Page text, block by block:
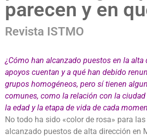
parecen y en
Revista ISTMO
¿Cómo han alcanzado puestos en la alta
apoyos cuentan y a qué han debido
grupos homogéneos, pero sí tienen
comunes, como la relación con la
la edad y la etapa de vida de cada
No todo ha sido «color de rosa» para
alcanzado puestos de alta dirección en